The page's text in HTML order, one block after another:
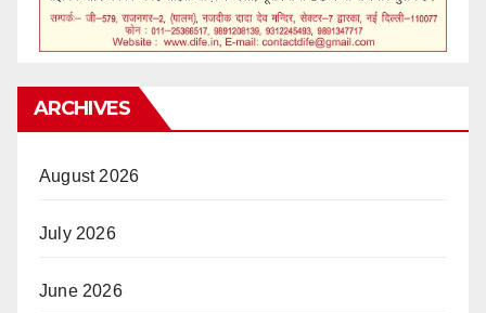
ARCHIVES
August 2026
July 2026
June 2026